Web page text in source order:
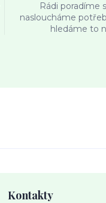
Rádi poradíme
nasloucháme
hledáme to
Kontakty